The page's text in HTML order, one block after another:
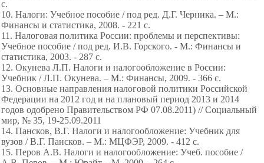
с.
10. Налоги: Учебное пособие / под ред. Д.Г. Черника. – М.:
Финансы и статистика, 2008. - 221 с.
11. Налоговая политика России: проблемы и перспективы:
Учебное пособие / под ред. И.В. Горского. - М.: Финансы и
статистика, 2003. - 287 с.
12. Окунева Л.П. Налоги и налогообложение в России:
Учебник / Л.П. Окунева. – М.: Финансы, 2009. - 366 с.
13. Основные направления налоговой политики Российской
Федерации на 2012 год и на плановый период 2013 и 2014
годов одобрено Правительcтвом РФ 07.08.2011) // Социальный
мир, № 35, 19-25.09.2011
14. Пансков, В.Г. Налоги и налогообложение: Учебник для
вузов / В.Г. Пансков. – М.: МЦФЭР, 2009. - 412 с.
15. Перов А.В. Налоги и налогообложение: Учеб. пособие /